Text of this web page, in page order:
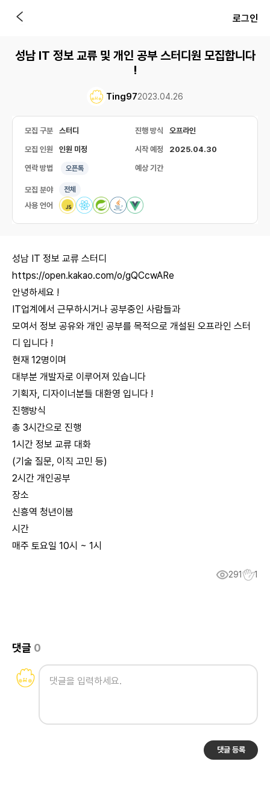
로그인
성남 IT 정보 교류 및 개인 공부 스터디원 모집합니다
!
Ting972023.04.26
모집 구분 스터디 진행 방식 오프라인
모집 인원 인원 미정 시작 예정 2025.04.30
연락 방법 오픈톡 예상 기간
모집 분야 전체
사용 언어
성남 IT 정보 교류 스터디
https://open.kakao.com/o/gQCcwARe
안녕하세요 !
IT업계에서 근무하시거나 공부중인 사람들과
모여서 정보 공유와 개인 공부를 목적으로 개설된 오프라인 스터
디 입니다 !
현재 12명이며
대부분 개발자로 이루어져 있습니다
기획자, 디자이너분들 대환영 입니다 !
진행방식
총 3시간으로 진행
1시간 정보 교류 대화
(기술 질문, 이직 고민 등)
2시간 개인공부
장소
신흥역 청년이봄
시간
매주 토요일 10시 ~ 1시
291 1
댓글 0
댓글 등록